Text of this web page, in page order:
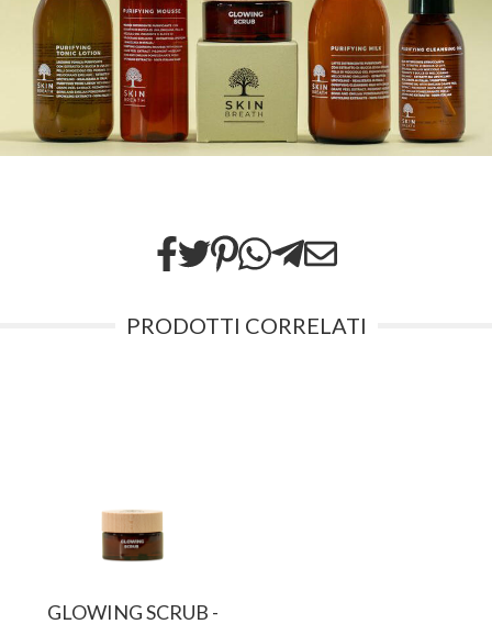
PRODOTTI CORRELATI
GLOWING SCRUB -